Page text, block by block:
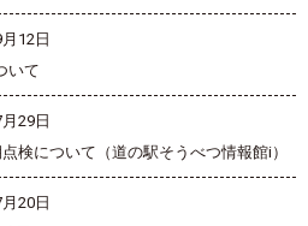
12日
いて
29日
検について（道の駅そうべつ情報館i）
20日